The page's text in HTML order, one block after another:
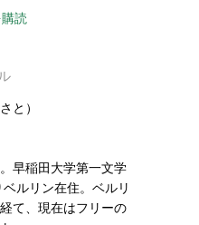
読
と）
早稲田大学第一文学
ルリン在住。ベルリ
て、現在はフリーの